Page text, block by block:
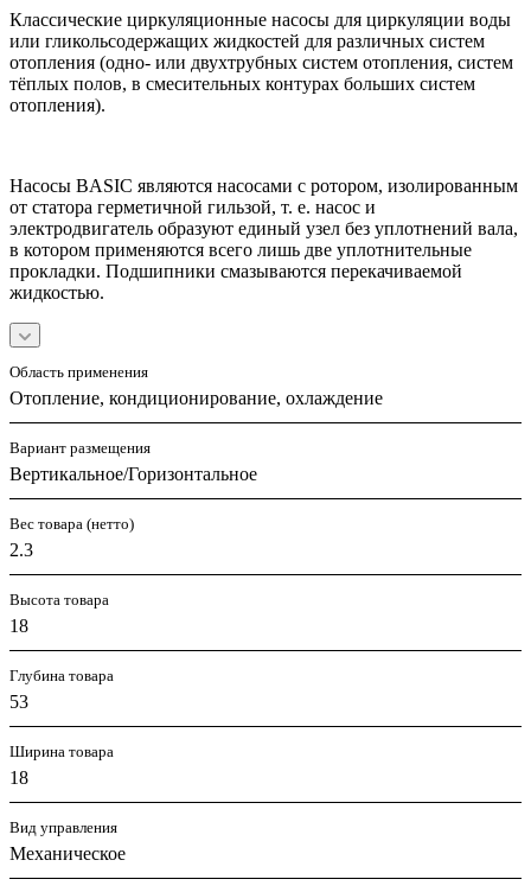
Классические циркуляционные насосы для циркуляции воды
или гликольсодержащих жидкостей для различных систем
отопления (одно- или двухтрубных систем отопления, систем
тёплых полов, в смесительных контурах больших систем
отопления).
Насосы BASIC являются насосами с ротором, изолированным
от статора герметичной гильзой, т. е. насос и
электродвигатель образуют единый узел без уплотнений вала,
в котором применяются всего лишь две уплотнительные
прокладки. Подшипники смазываются перекачиваемой
жидкостью.
Область применения
Отопление, кондиционирование, охлаждение
Вариант размещения
Вертикальное/Горизонтальное
Вес товара (нетто)
2.3
Высота товара
18
Глубина товара
53
Ширина товара
18
Вид управления
Механическое